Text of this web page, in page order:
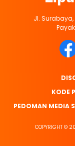
Jl. Surabaya,
KODE
PEDOMAN MEDIA
COPYRIGHT ©